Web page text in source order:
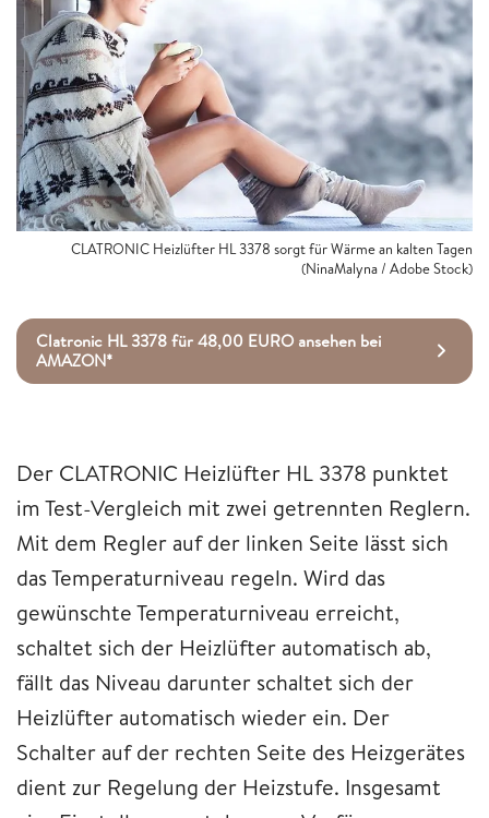
CLATRONIC Heizlüfter HL 3378 sorgt für Wärme an kalten Tagen
(NinaMalyna / Adobe Stock)
Clatronic HL 3378 für 48,00 EURO ansehen bei
AMAZON*
Der CLATRONIC Heizlüfter HL 3378 punktet
im Test-Vergleich mit zwei getrennten Reglern.
Mit dem Regler auf der linken Seite lässt sich
das Temperaturniveau regeln. Wird das
gewünschte Temperaturniveau erreicht,
schaltet sich der Heizlüfter automatisch ab,
fällt das Niveau darunter schaltet sich der
Heizlüfter automatisch wieder ein. Der
Schalter auf der rechten Seite des Heizgerätes
dient zur Regelung der Heizstufe. Insgesamt